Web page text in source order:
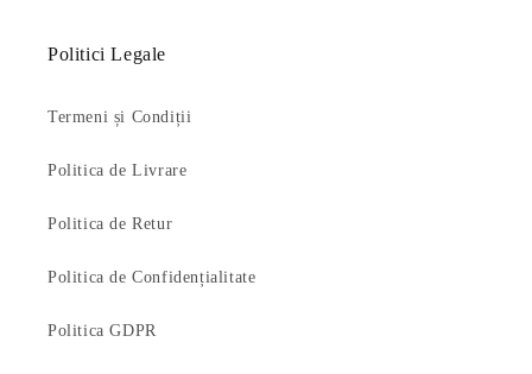
Politici Legale
Termeni și Condiții
Politica de Livrare
Politica de Retur
Politica de Confidențialitate
Politica GDPR